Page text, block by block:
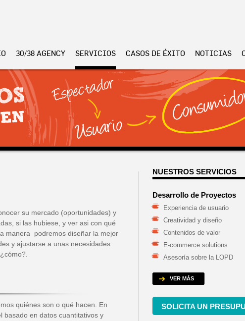
30/38 AGENCY SERVICIOS CASOS DE ÉXITO NOTICIAS
su mercado (oportunidades) y
si las hubiese, y ver asi con qué
manera podremos diseñar la mejor
y ajustarse a unas necesidades
quiénes son o qué hacen. En
basado en datos cuantitativos y
NUESTROS SERVICIOS
Desarrollo de Proyectos
Experiencia de usuario
Creatividad y diseño
Contenidos de valor
E-commerce solutions
Asesoría sobre la LOPD
VER MÁS
SOLICITA UN